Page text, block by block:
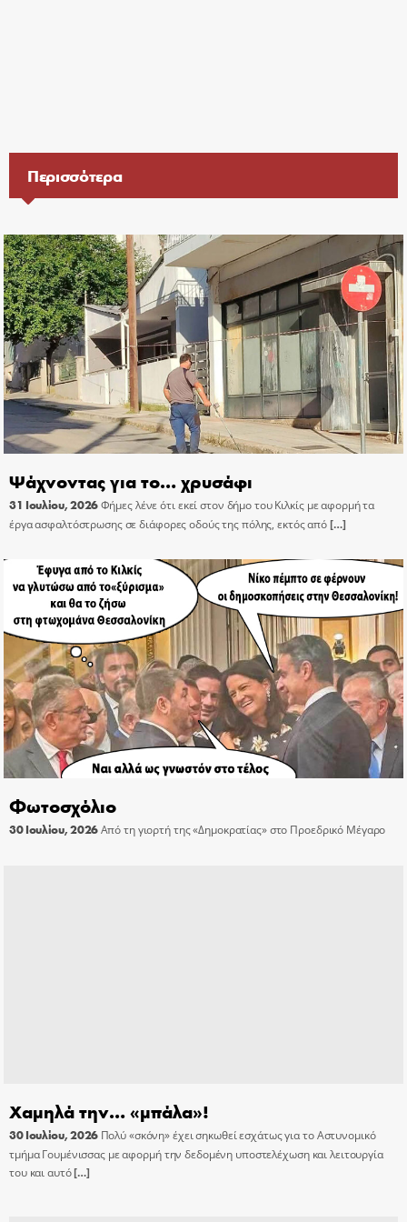
Περισσότερα
Ψάχνοντας για το… χρυσάφι
31 Ιουλίου, 2026Φήμες λένε ότι εκεί στον δήμο του Κιλκίς με αφορμή τα
έργα ασφαλτόστρωσης σε διάφορες οδούς της πόλης, εκτός από[…]
Φωτοσχόλιο
30 Ιουλίου, 2026Από τη γιορτή της «Δημοκρατίας» στο Προεδρικό Μέγαρο
Χαμηλά την… «μπάλα»!
30 Ιουλίου, 2026 Πολύ «σκόνη» έχει σηκωθεί εσχάτως για το Αστυνομικό
τμήμα Γουμένισσας με αφορμή την δεδομένη υποστελέχωση και λειτουργία
του και αυτό[…]